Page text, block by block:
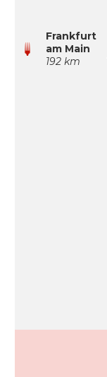
Frankfurt
am Main
192 km